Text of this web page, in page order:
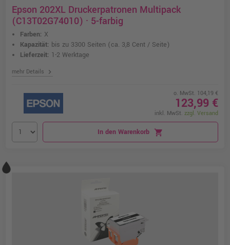
Epson 202XL Druckerpatronen Multipack
(C13T02G74010) · 5-farbig
Farben: X
Kapazität: bis zu 3300 Seiten (ca. 3,8 Cent / Seite)
Lieferzeit: 1-2 Werktage
mehr Details chevron_right
o. MwSt. 104,19 €
123,99 €
inkl. MwSt. zzgl. Versand
In den Warenkorb shopping_cart